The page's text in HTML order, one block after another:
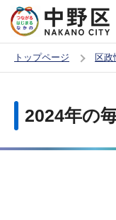
の
ー
頭
トップページ 区政
2024年の